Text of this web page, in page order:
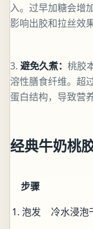
入。过早加糖会增
影响出胶和拉丝效果
3. 避免久煮： 桃胶
溶性膳食纤维。超
蛋白结构，导致营
经典牛奶桃
步骤
1. 泡发
冷水浸泡